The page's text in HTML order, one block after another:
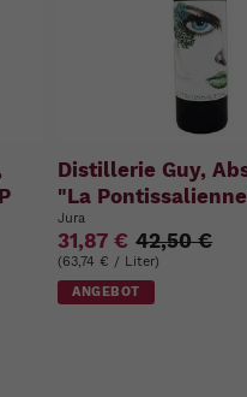
Distillerie Guy,
"La
Jura
31,87 € 42,50 €
(63,74 € / Liter)
ANGEBOT